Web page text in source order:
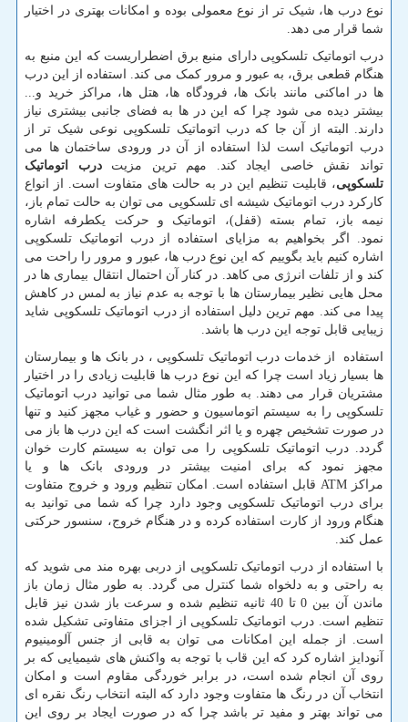
نوع درب ها، شیک تر از نوع معمولی بوده و امکانات بهتری در اختیار
شما قرار می دهد.
درب اتوماتیک تلسکوپی دارای منبع برق اضطراریست که این منبع به
هنگام قطعی برق، به عبور و مرور کمک می کند. استفاده از این درب
ها در اماکنی مانند بانک ها، فرودگاه ها، هتل ها، مراکز خرید و...
بیشتر دیده می شود چرا که این در ها به فضای جانبی بیشتری نیاز
دارند. البته از آن جا که درب اتوماتیک تلسکوپی نوعی شیک تر از
درب اتوماتیک است لذا استفاده از آن در ورودی ساختمان ها می
تواند نقش خاصی ایجاد کند. مهم ترین مزیتدرب اتوماتیک
تلسکوپی، قابلیت تنظیم این در به حالت های متفاوت است. از انواع
کارکرد درب اتوماتیک شیشه ای تلسکوپی می توان به حالت تمام باز،
نیمه باز، تمام بسته (قفل)، اتوماتیک و حرکت یکطرفه اشاره
نمود
اگر بخواهیم به مزایای استفاده از درب اتوماتیک تلسکوپی
اشاره کنیم باید بگوییم که این نوع درب ها، عبور و مرور را راحت می
کند و از تلفات انرژی می کاهد. در کنار آن احتمال انتقال بیماری ها در
محل هایی نظیر بیمارستان ها با توجه به عدم نیاز به لمس در کاهش
پیدا می کند. مهم ترین دلیل استفاده از درب اتوماتیک تلسکوپی شاید
زیبایی قابل توجه این درب ها باشد.
استفاده از خدمات درب اتوماتیک تلسکوپی ، در بانک ها و بیمارستان
ها بسیار زیاد است چرا که این نوع درب ها قابلیت زیادی را در اختیار
مشتریان قرار می دهند. به طور مثال شما می توانید درب اتوماتیک
تلسکوپی را به سیستم اتوماسیون و حضور و غیاب مجهز کنید و تنها
در صورت تشخیص چهره و یا اثر انگشت است که این درب ها باز می
گردد. درب اتوماتیک تلسکوپی را می توان به سیستم کارت خوان
مجهز نمود که برای امنیت بیشتر در ورودی بانک ها و یا
مراکز ATM قابل استفاده است. امکان تنظیم ورود و خروج متفاوت
برای درب اتوماتیک تلسکوپی وجود دارد چرا که شما می توانید به
هنگام ورود از کارت استفاده کرده و در هنگام خروج، سنسور حرکتی
عمل کند.
با استفاده از درب اتوماتیک تلسکوپی از دربی بهره مند می شوید که
به راحتی و به دلخواه شما کنترل می گردد. به طور مثال زمان باز
ماندن آن بین 0 تا 40 ثانیه تنظیم شده و سرعت باز شدن نیز قابل
تنظیم است. درب اتوماتیک تلسکوپی از اجزای متفاوتی تشکیل شده
است. از جمله این امکانات می توان به قابی از جنس آلومینیوم
آنودایز اشاره کرد که این قاب با توجه به واکنش های شیمیایی که بر
روی آن انجام شده است، در برابر خوردگی مقاوم است و امکان
انتخاب آن در رنگ ها متفاوت وجود دارد که البته انتخاب رنگ نقره ای
می تواند بهتر و مفید تر باشد چرا که در صورت ایجاد بر روی این